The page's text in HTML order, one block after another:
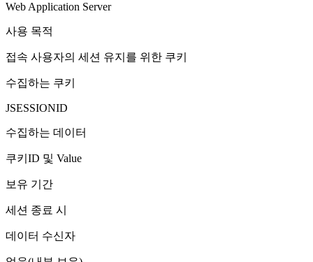
Web Application Server
사용 목적
접속 사용자의 세션 유지를 위한 쿠키
수집하는 쿠키
JSESSIONID
수집하는 데이터
쿠키ID 및 Value
보유 기간
세션 종료 시
데이터 수신자